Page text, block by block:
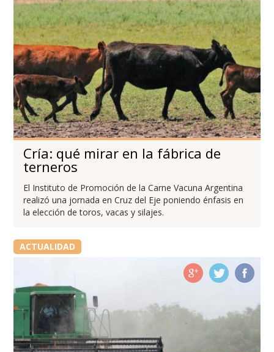
Cría: qué mirar en la fábrica de
terneros
El Instituto de Promoción de la Carne Vacuna Argentina
realizó una jornada en Cruz del Eje poniendo énfasis en
la elección de toros, vacas y silajes.
ACTUALIDAD